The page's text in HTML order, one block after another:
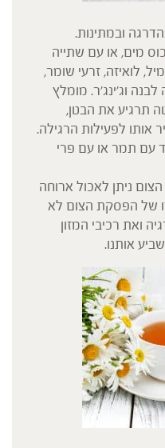
ובמתינות.
מים, או עם שתייה
לואיזה, זרעי שומר,
לבנה וג'ינג'ר. מומלץ
תרגיע את הבטן,
אותו לפעילות הרגילה.
עם תמר או עם פרי
ניתן לאכול ארוחה
של הפסקת הצום לא
ואת רכיבי המזון
אותנו.